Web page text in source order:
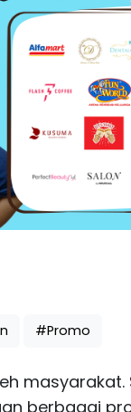
#Promo
masyarakat.
berbagai